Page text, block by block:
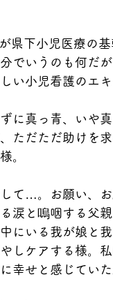
下小児医療の
でいうのも何だ
い小児看護のエ
に真っ青、いや
ただただ助けを
。
て…。お願い、
涙と嗚咽する父
にいる我が娘と
しケアする様。
幸せと感じていた